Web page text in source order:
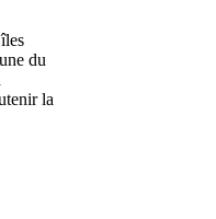
du
la